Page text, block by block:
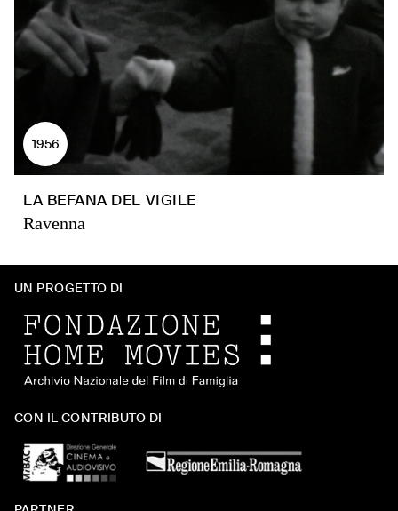
1956
LA BEFANA DEL VIGILE
Ravenna
UN PROGETTO DI
CON IL CONTRIBUTO DI